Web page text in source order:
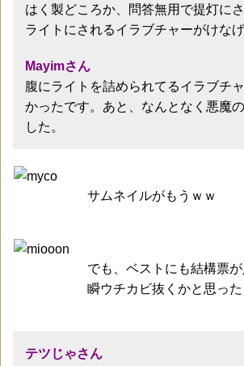
はく製どころか、問答無用で提灯に
ライトにされるイラブチャーがけな
Mayimさん
腹にライトを詰められてるイラブチ
かったです。あと、なんとなく悪魔
した。
サムネイルがもうｗｗ
でも、ベストにも結構票
瞬ウチカビ抜くかと思っ
テツじゃさん